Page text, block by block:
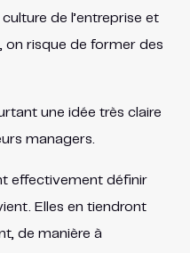
de l’entreprise et
on risque de former des
une idée très claire
managers.
effectivement définir
Elles en tiendront
de manière à